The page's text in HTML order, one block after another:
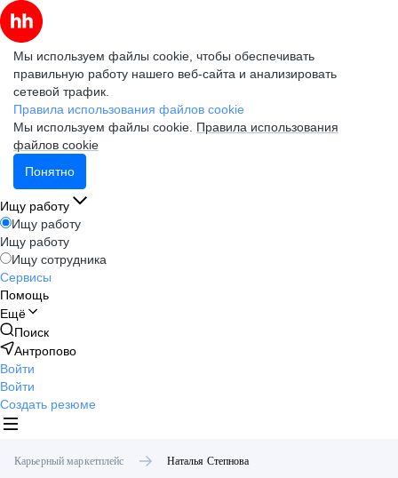
Мы используем файлы cookie, чтобы обеспечивать
правильную работу нашего веб-сайта и анализировать
сетевой трафик.
Правила использования файлов cookie
Мы используем файлы cookie. Правила использования
файлов cookie
Понятно
Ищу работу
Ищу работу
Ищу работу
Ищу сотрудника
Сервисы
Помощь
Ещё
Поиск
Антропово
Войти
Войти
Создать резюме
Карьерный маркетплейс Наталья Степнова